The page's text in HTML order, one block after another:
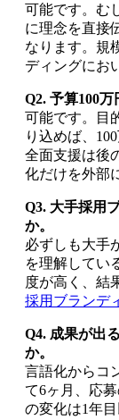
可能です。む
に理念を直接
なります。規
ディングにお
Q2. 予算100万
可能です。目
り込めば、
全面支援は後
化だけを外部
Q3. 大手採用
か。
必ずしも大手
を理解してい
度が高く、結
採用ブランデ
Q4. 成果が出
か。
言語化からコ
て6ヶ月、応
の変化は1年